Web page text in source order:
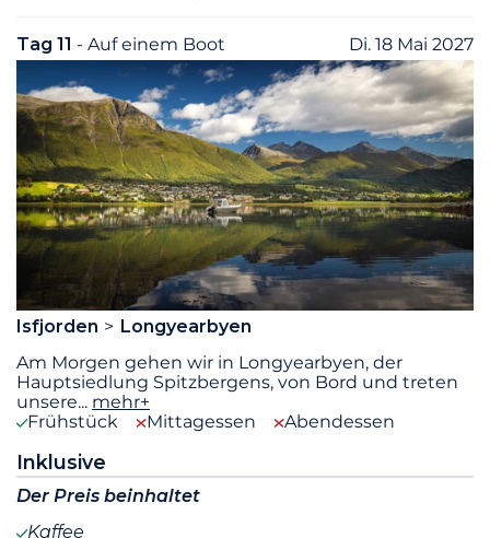
Tag 11 - Auf einem Boot Di. 18 Mai 2027
Isfjorden
Longyearbyen
Am Morgen gehen wir in Longyearbyen, der
Hauptsiedlung Spitzbergens, von Bord und treten
unsere... mehr+
Frühstück
Mittagessen Abendessen
Inklusive
Der Preis beinhaltet
Kaffee